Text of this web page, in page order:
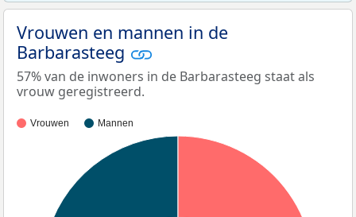
Vrouwen en mannen in de
Barbarasteeg
57% van de inwoners in de Barbarasteeg staat als
vrouw geregistreerd.
Vrouwen Mannen